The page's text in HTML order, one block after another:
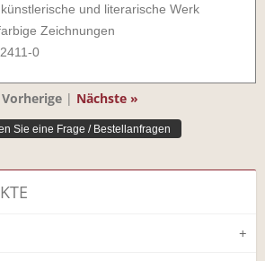
künstlerische und literarische Werk
Zeichnungen
0
| Nächste »